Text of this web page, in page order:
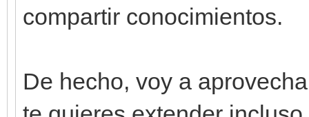
compartir conocimientos.
De hecho, voy a